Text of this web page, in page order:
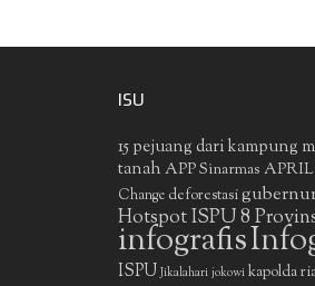
ISU
15 pejuang dari kampung
tanah APP Sinarmas APRIL
Change deforestasi
Hotspot ISPU 8
infografis
ISPU Jikalahari jokowi kapolda